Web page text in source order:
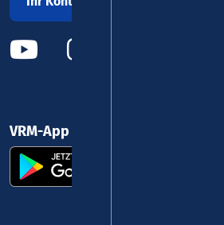
VRM-App nutzen und durchstarten